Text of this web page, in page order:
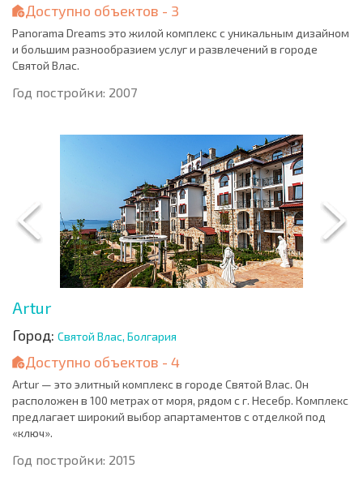
Доступно объектов - 3
Panorama Dreams это жилой комплекс с уникальным дизайном
и большим разнообразием услуг и развлечений в городе
Святой Влас.
Год постройки: 2007
Artur
Город: Святой Влас, Болгария
Доступно объектов - 4
Artur — это элитный комплекс в городе Святой Влас. Он
расположен в 100 метрах от моря, рядом с г. Несебр. Комплекс
предлагает широкий выбор апартаментов с отделкой под
«ключ».
Год постройки: 2015